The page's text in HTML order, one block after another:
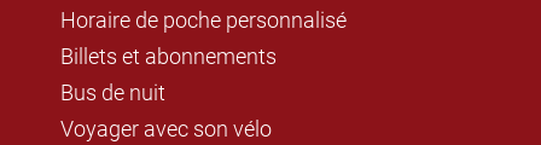
Horaire de poche personnalisé
Billets et abonnements
Bus de nuit
Voyager avec son vélo